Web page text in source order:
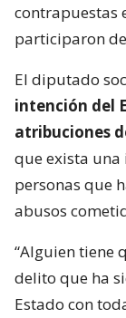
contrapuestas
participaron
El diputado
intención del
atribuciones
que exista
personas que
abusos
“Alguien tiene
delito que ha
Estado con